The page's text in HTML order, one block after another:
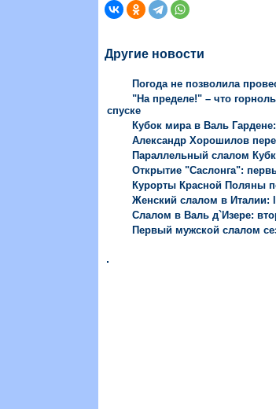
Другие новости
Погода не позволила
"На пределе!" – что
спуске
Кубок мира в Валь
Александр Хорошилов
Параллельный слалом
Открытие "Саслонга":
Курорты Красной Поляны
Женский слалом в Италии:
Слалом в Валь д`Изере:
Первый мужской слалом